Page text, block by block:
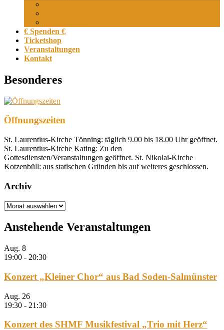
€ Spenden €
Ticketshop
Veranstaltungen
Kontakt
Besonderes
Öffnungszeiten
St. Laurentius-Kirche Tönning: täglich 9.00 bis 18.00 Uhr geöffnet.
St. Laurentius-Kirche Kating: Zu den
Gottesdiensten/Veranstaltungen geöffnet. St. Nikolai-Kirche
Kotzenbüll: aus statischen Gründen bis auf weiteres geschlossen.
Archiv
Archiv
Anstehende Veranstaltungen
Aug. 8
19:00 - 20:30
Konzert „Kleiner Chor“ aus Bad Soden-Salmünster
Aug. 26
19:30 - 21:30
Konzert des SHMF Musikfestival „Trio mit Herz“